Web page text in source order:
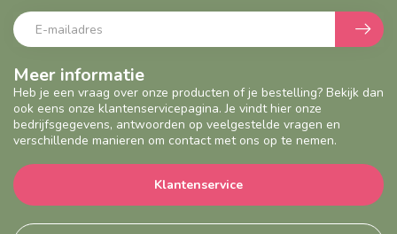
Meer informatie
Heb je een vraag over onze producten of je bestelling? Bekijk dan
ook eens onze klantenservicepagina. Je vindt hier onze
bedrijfsgegevens, antwoorden op veelgestelde vragen en
verschillende manieren om contact met ons op te nemen.
Klantenservice